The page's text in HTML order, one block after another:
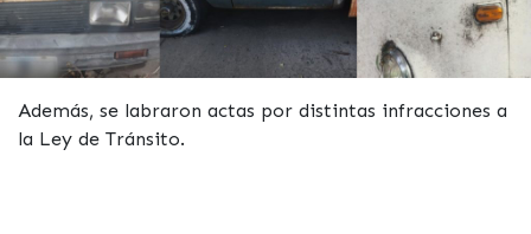
Además, se labraron actas por distintas infracciones a
la Ley de Tránsito.